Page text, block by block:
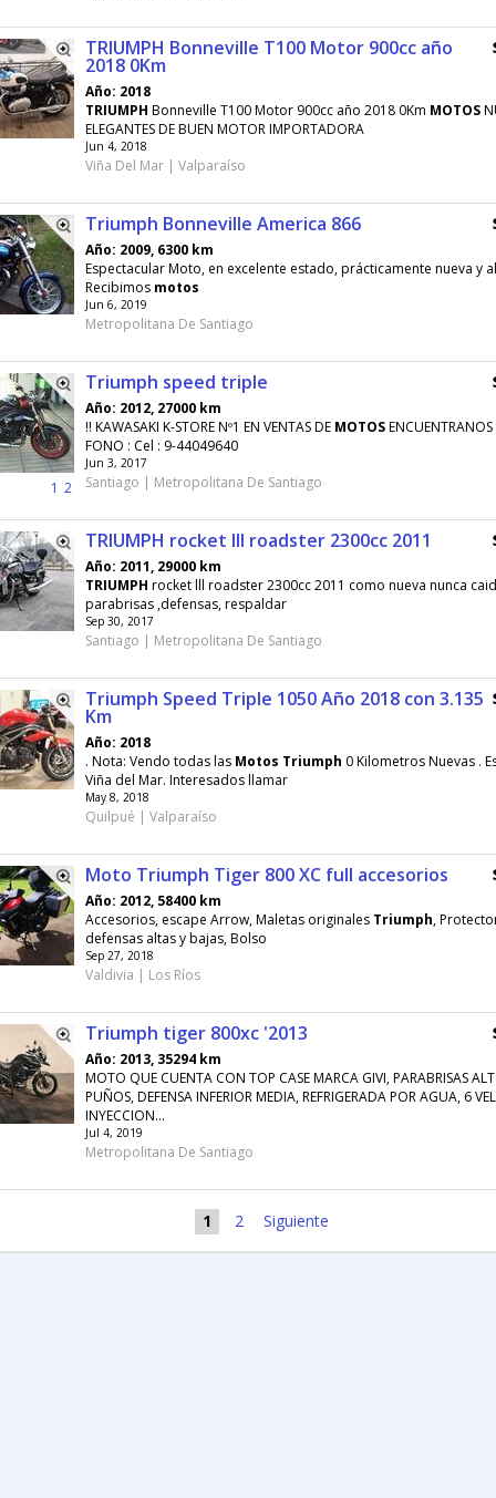
TRIUMPH Bonneville T100 Motor 900cc año
2018 0Km
Año: 2018
TRIUMPH Bonneville T100 Motor 900cc año 2018 0Km MOTOS
ELEGANTES DE BUEN MOTOR IMPORTADORA
Jun 4, 2018
Viña Del Mar | Valparaíso
Triumph Bonneville America 866
Año: 2009, 6300 km
Espectacular Moto, en excelente estado, prácticamente nueva y
Recibimos motos
Jun 6, 2019
Metropolitana De Santiago
1 2
Triumph speed triple
Año: 2012, 27000 km
!! KAWASAKI K-STORE Nº1 EN VENTAS DE MOTOS
FONO : Cel : 9-44049640
Jun 3, 2017
Santiago | Metropolitana De Santiago
TRIUMPH rocket lll roadster 2300cc 2011
Año: 2011, 29000 km
TRIUMPH rocket lll roadster 2300cc 2011 como nueva nunca
parabrisas ,defensas, respaldar
Sep 30, 2017
Santiago | Metropolitana De Santiago
Triumph Speed Triple 1050 Año 2018 con 3.135
Km
Año: 2018
. Nota: Vendo todas las Motos Triumph 0 Kilometros Nuevas .
Viña del Mar. Interesados llamar
May 8, 2018
Quilpué | Valparaíso
Moto Triumph Tiger 800 XC full accesorios
Año: 2012, 58400 km
Accesorios, escape Arrow, Maletas originales Triumph,
defensas altas y bajas, Bolso
Sep 27, 2018
Valdivia | Los Ríos
Triumph tiger 800xc '2013
Año: 2013, 35294 km
MOTO QUE CUENTA CON TOP CASE MARCA GIVI, PARABRISAS
PUÑOS, DEFENSA INFERIOR MEDIA, REFRIGERADA POR AGUA, 6
INYECCION...
Jul 4, 2019
Metropolitana De Santiago
1 2 Siguiente